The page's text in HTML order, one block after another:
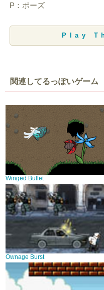
P：ポーズ
Play
関連してるっぽいゲーム
Winged Bullet
Ownage Burst